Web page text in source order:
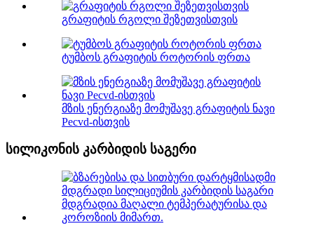
გრაფიტის რგოლი შეზეთვისთვის
ტუმბოს გრაფიტის როტორის ფრთა
მზის ენერგიაზე მომუშავე გრაფიტის ნავი
Pecvd-ისთვის
სილიკონის კარბიდის საგერი